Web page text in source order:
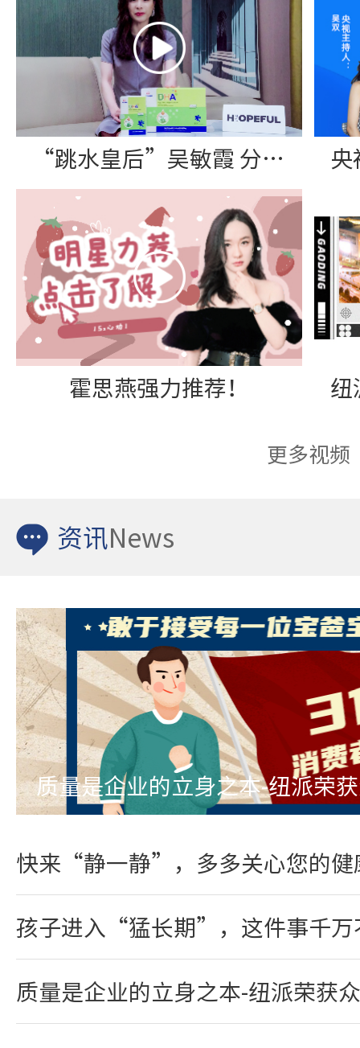
“跳水皇后”吴敏霞 分享纽派DHA藻油软胶囊
霍思燕强力推荐！
更多视频
资讯 News
质量是企业的立身之本-纽派荣
快来“静一静”，多多关心您的健
孩子进入“猛长期”，这件事千万
质量是企业的立身之本-纽派荣获